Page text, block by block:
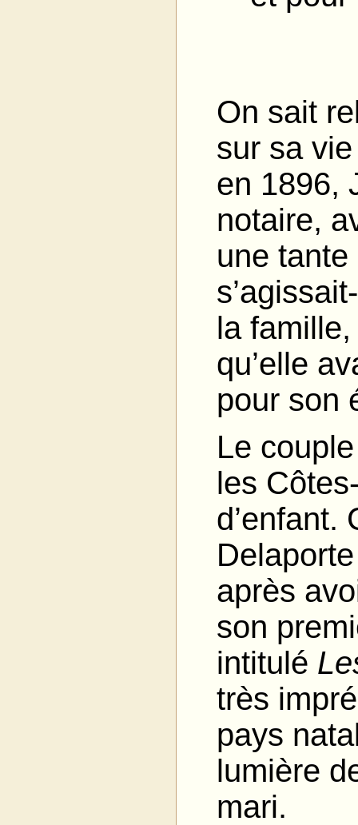
On sait
sur sa
en 1896,
notaire,
une
la
qu’elle
pour son
Le
les
d’enfant.
après
son
intitulé
très
pays
lumière
mari.